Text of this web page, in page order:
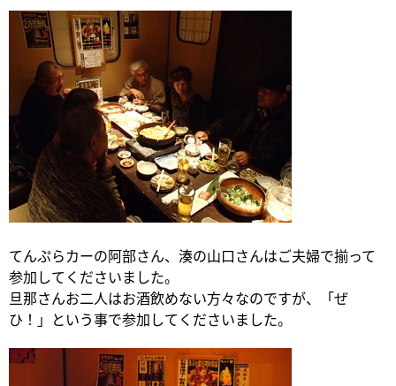
てんぷらカーの阿部さん、湊の山口さんはご夫婦で揃って
参加してくださいました。
旦那さんお二人はお酒飲めない方々なのですが、「ぜ
ひ！」という事で参加してくださいました。